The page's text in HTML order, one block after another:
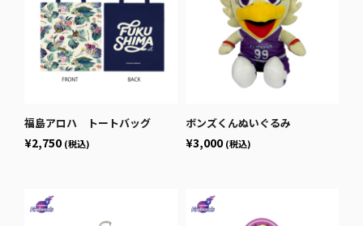
福島アロハ トートバッグ
¥2,750 (税込)
ボンズくんぬいぐるみ
¥3,000 (税込)